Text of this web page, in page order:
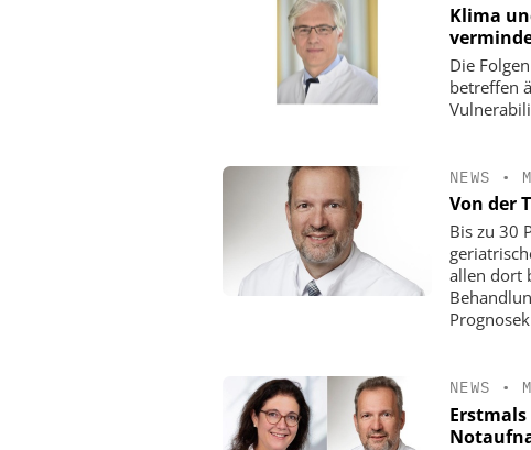
Klima
Die
betreffen
NEWS •
Von der
Bis zu 30
allen dort
NEWS •